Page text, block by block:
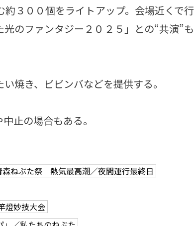
３００個をライトアップ。会場近くで行
のファンタジー２０２５」との“共演”も
焼き、ビビンバなどを提供する。
止の場合もある。
森ねぶた祭 熱気最高潮／夜間運行最終日
燈妙技大会